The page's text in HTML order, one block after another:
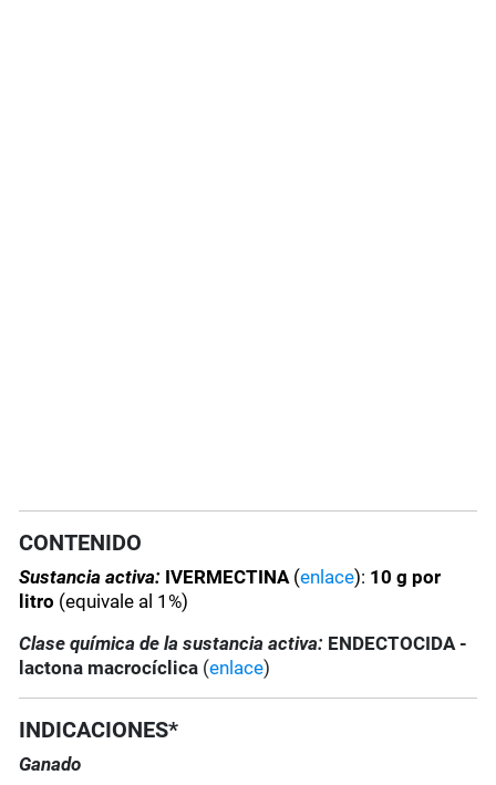
CONTENIDO
Sustancia activa: IVERMECTINA(enlace): 10 g por
litro (equivale al 1%)
Clase química de la sustancia activa: ENDECTOCIDA -
lactona macrocíclica (enlace)
INDICACIONES*
Ganado